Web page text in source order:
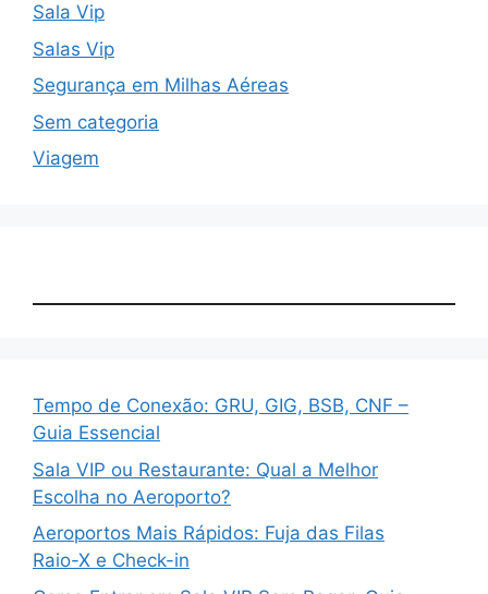
Sala Vip
Salas Vip
Segurança em Milhas Aéreas
Sem categoria
Viagem
Tempo de Conexão: GRU, GIG, BSB, CNF –
Guia Essencial
Sala VIP ou Restaurante: Qual a Melhor
Escolha no Aeroporto?
Aeroportos Mais Rápidos: Fuja das Filas
Raio-X e Check-in